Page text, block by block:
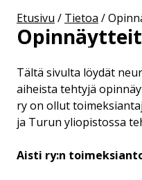
Etusivu / Tietoa /
Tältä sivulta löydät
aiheista tehtyjä
ry on ollut
ja Turun yliopistossa
Aisti ry:n